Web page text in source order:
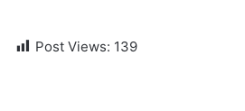
Post Views: 139